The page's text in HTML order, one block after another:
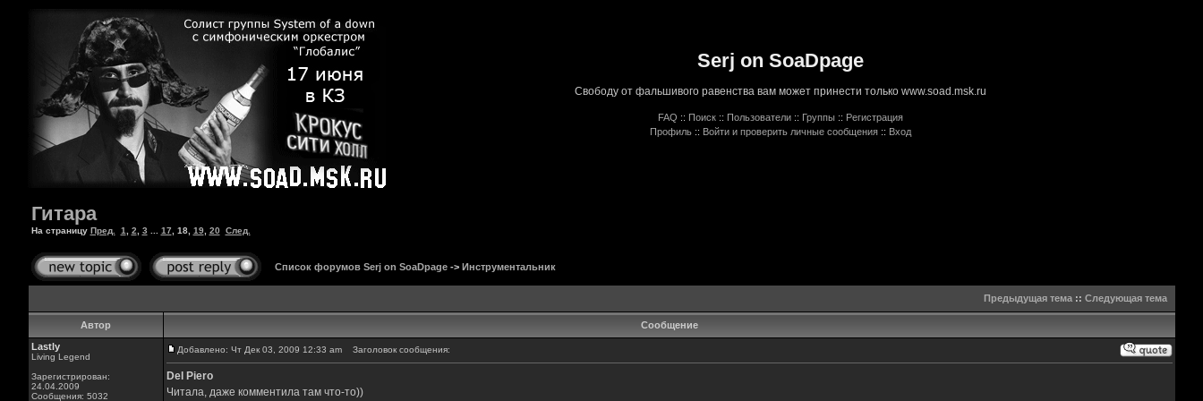
Serj on SoaDpage
Свободу от фальшивого равенства вам может принести только www.soad.msk.ru
FAQ :: Поиск :: Пользователи :: Группы :: Регистрация
Профиль :: Войти и проверить личные сообщения :: Вход
Гитара
На страницу Пред. 1 2 3 17 18, 19, 20 След.
Список форумов Serj on SoaDpage-> Инструментальник
Предыдущая тема:: Следующая тема
Автор
Сообщение
Lastly
Living Legend
Зарегистрирован:
24.04.2009
Сообщения: 5032
Добавлено: Чт Дек 03, 2009 12:33 am Заголовок сообщения:
Del Piero
Читала, даже комментила там что-то))